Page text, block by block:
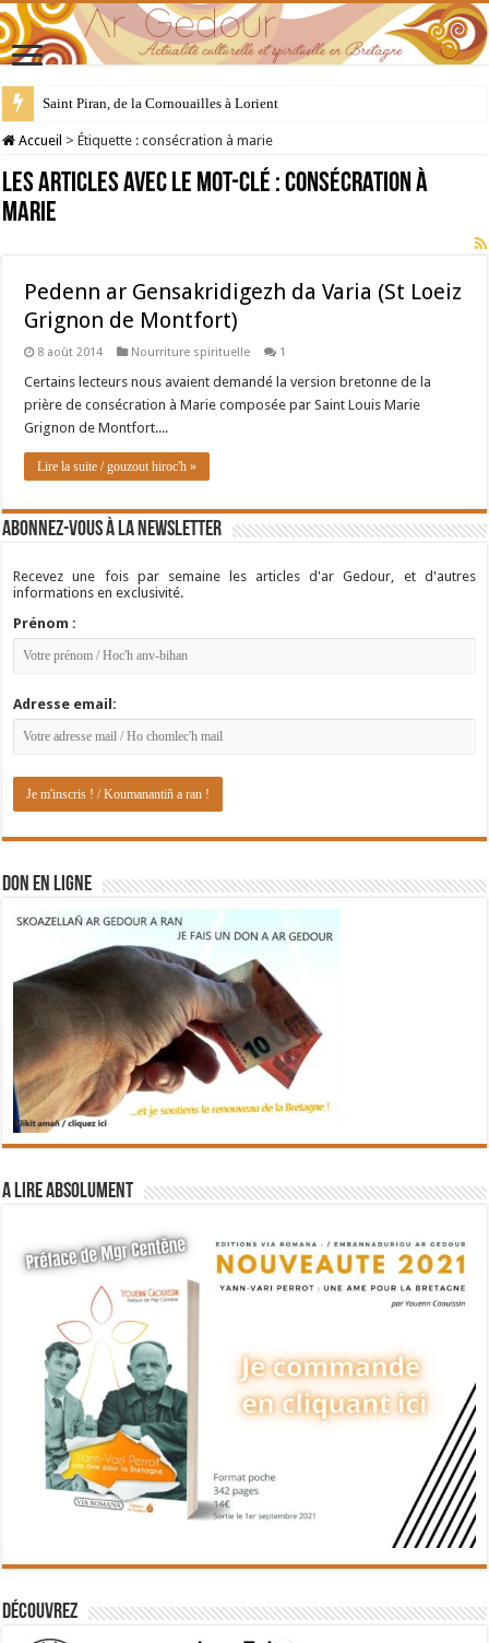
Saint Piran, de la Cornouailles à Lorient
28 juillet : Saint Samson de Dol, père de la Bretagne chrétienne
Accueil > Étiquette :consécration à marie
Les articles avec le mot-clé :consécration à
marie
Pedenn ar Gensakridigezh da Varia (St Loeiz
Grignon de Montfort)
8 août 2014 Nourriture spirituelle 1
Certains lecteurs nous avaient demandé la version bretonne de la
prière de consécration à Marie composée par Saint Louis Marie
Grignon de Montfort....
Lire la suite / gouzout hiroc'h »
Abonnez-vous à la newsletter
Recevez une fois par semaine les articles d'ar Gedour, et d'autres
informations en exclusivité.
Prénom :
Adresse email:
DON EN LIGNE
A lire absolument
Découvrez